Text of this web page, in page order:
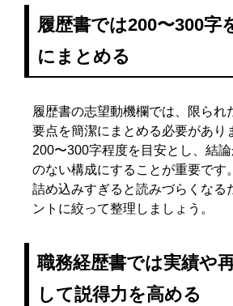
履歴書では200〜300字
にまとめる
履歴書の志望動機欄では、限られ
要点を簡潔にまとめる必要があり
200〜300字程度を目安とし、結
のない構成にすることが重要です
詰め込みすぎると読みづらくなる
ントに絞って整理しましょう。
職務経歴書では実績や
して説得力を高める